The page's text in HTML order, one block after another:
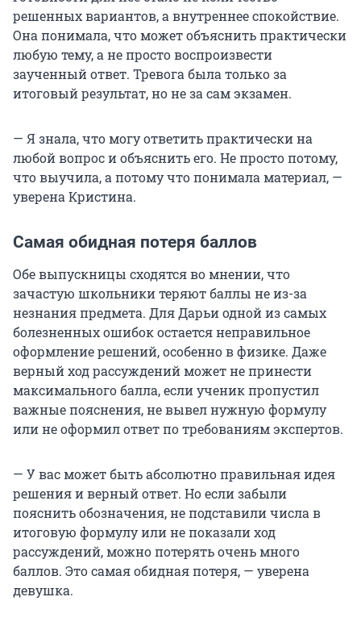
решенных вариантов, а внутреннее спокойствие.
Она понимала, что может объяснить практически
любую тему, а не просто воспроизвести
заученный ответ. Тревога была только за
итоговый результат, но не за сам экзамен.
— Я знала, что могу ответить практически на
любой вопрос и объяснить его. Не просто потому,
что выучила, а потому что понимала материал, —
уверена Кристина.
Самая обидная потеря баллов
Обе выпускницы сходятся во мнении, что
зачастую школьники теряют баллы не из-за
незнания предмета. Для Дарьи одной из самых
болезненных ошибок остается неправильное
оформление решений, особенно в физике. Даже
верный ход рассуждений может не принести
максимального балла, если ученик пропустил
важные пояснения, не вывел нужную формулу
или не оформил ответ по требованиям экспертов.
— У вас может быть абсолютно правильная идея
решения и верный ответ. Но если забыли
пояснить обозначения, не подставили числа в
итоговую формулу или не показали ход
рассуждений, можно потерять очень много
баллов. Это самая обидная потеря, — уверена
девушка.